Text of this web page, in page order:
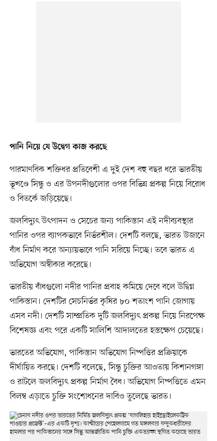
পানি নিয়ে যে উদ্বেগ কাজ করছে
পারমাণবিক শক্তিধর প্রতিবেশী এ দুই দেশ বহু বছর ধরে ভারতীয়
ভূখণ্ডে সিন্ধু ও এর উপনদীগুলোর ওপর বিভিন্ন প্রকল্প নিয়ে বিরোধ
ও বিতর্কে জড়িয়েছে।
জলবিদ্যুৎ উৎপাদন ও সেচের জন্য পাকিস্তান এই নদীব্যবস্থার
পানির ওপর ব্যাপকভাবে নির্ভরশীল। দেশটি বলছে, ভারত উজানে
বাঁধ নির্মাণ করে অন্যায়ভাবে পানি সরিয়ে নিচ্ছে। তবে ভারত এ
অভিযোগ অস্বীকার করেছে।
ভারতীয় বাঁধগুলো নদীর পানির প্রবাহ কমিয়ে দেবে বলে উদ্বিগ্ন
পাকিস্তান। দেশটির সেচনির্ভর কৃষির ৮০ শতাংশ পানি জোগায়
এসব নদী। দেশটি সাম্প্রতিক দুটি জলবিদ্যুৎ প্রকল্প নিয়ে নিরপেক্ষ
বিশেষজ্ঞ এবং পরে একটি সালিশি আদালতের হস্তক্ষেপ চেয়েছে।
ভারতের অভিযোগ, পাকিস্তান অভিযোগ নিষ্পত্তির প্রক্রিয়াকে
দীর্ঘায়িত করছে। দেশটি বলেছে, সিন্ধু চুক্তির আওতায় কিশানগঙ্গা
ও রাটলে জলবিদ্যুৎ প্রকল্প নির্মাণ বৈধ। অভিযোগ নিষ্পত্তিতে এমন
বিলম্ব এড়াতে চুক্তি সংশোধনের দাবিও তুলেছে ভারত।